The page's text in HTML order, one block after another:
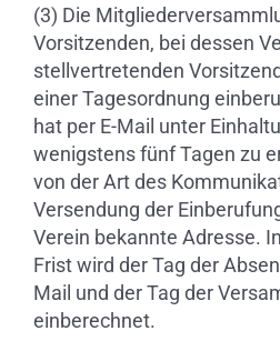
(3) Die
Vorsitzenden, bei dessen
stellvertretenden
einer Tagesordnung
hat per E-Mail unter
wenigstens fünf Tagen zu
von der Art des
Versendung der
Verein bekannte Adresse.
Frist wird der Tag der
Mail und der Tag der
einberechnet.